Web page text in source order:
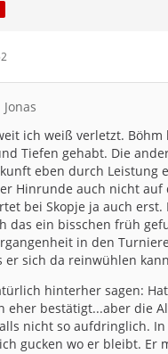
ich weiß verletzt. Böhm
Tiefen gehabt. Die
eben durch Leistung
Hinrunde auch nicht auf
bei Skopje ja auch erst.
das ein bisschen früh
in den
er sich da reinwühlen
hinterher sagen:
eher bestätigt...aber die
nicht so aufdringlich.
gucken wo er bleibt. Er